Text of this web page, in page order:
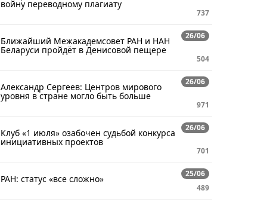
войну переводному плагиату
737
26/06
Ближайший Межакадемсовет РАН и НАН
Беларуси пройдёт в Денисовой пещере
504
26/06
Александр Сергеев: Центров мирового
уровня в стране могло быть больше
971
26/06
Клуб «1 июля» озабочен судьбой конкурса
инициативных проектов
701
25/06
РАН: статус «все сложно»
489